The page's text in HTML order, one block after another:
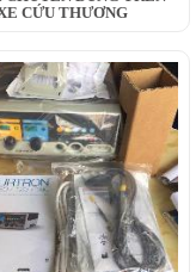
CỨU THƯƠNG